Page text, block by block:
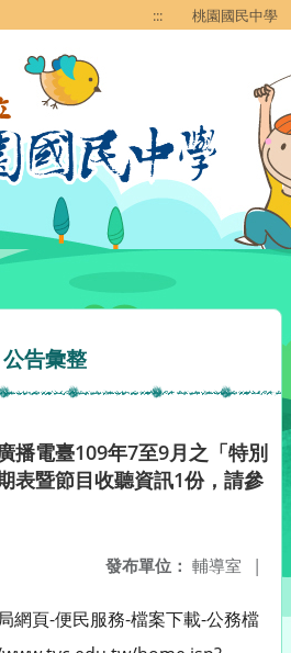
::: 桃園國民中學
公告彙整
播電臺109年7至9月之「特別
表暨節目收聽資訊1份，請參
發布單位： 輔導室 |
網頁-便民服務-檔案下載-公務檔